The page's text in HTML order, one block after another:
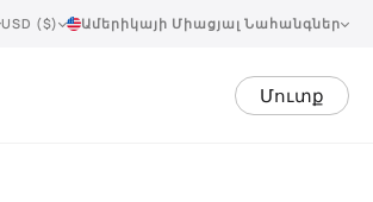
USD ($) Ամերիկայի Միացյալ Նահանգներ
Մուտք